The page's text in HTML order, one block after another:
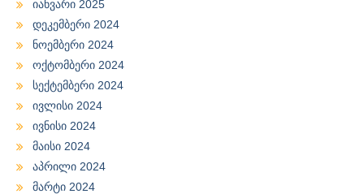
იანვარი 2025
დეკემბერი 2024
ნოემბერი 2024
ოქტომბერი 2024
სექტემბერი 2024
ივლისი 2024
ივნისი 2024
მაისი 2024
აპრილი 2024
მარტი 2024